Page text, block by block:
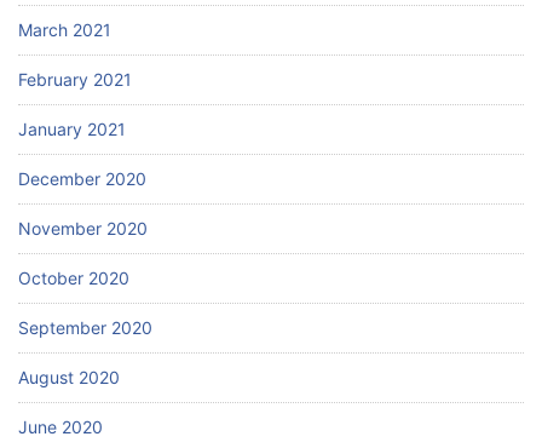
March 2021
February 2021
January 2021
December 2020
November 2020
October 2020
September 2020
August 2020
June 2020